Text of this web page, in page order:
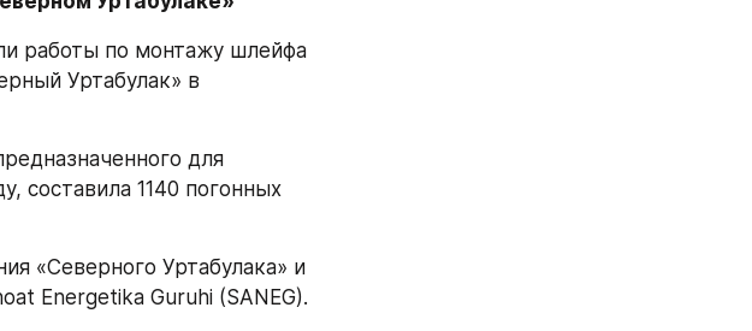
работы по монтажу шлейфа
Уртабулак» в
для
составила 1140 погонных
«Северного Уртабулака» и
Energetika Guruhi (SANEG).